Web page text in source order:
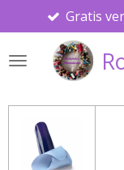
direct
naar
Gratis